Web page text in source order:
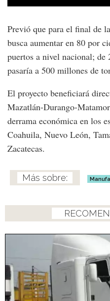
Previó que para el final de
busca aumentar en 80 por
puertos a nivel nacional; de
pasaría a 500 millones de
El proyecto beneficiará
Mazatlán-Durango-
derrama económica en los
Coahuila, Nuevo León,
Zacatecas.